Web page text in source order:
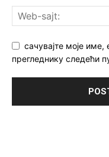
сачувајте моје
прегледнику следећи